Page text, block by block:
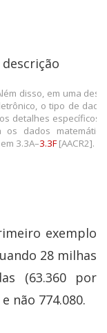
disso, em uma
o tipo de dado
detalhes específicos
os dados
3.3A–3.3F[AACR2].
exemplo
28 milhas
(63.360 por
não 774.080.